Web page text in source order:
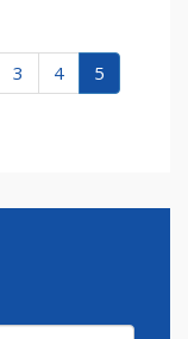
3 4 5